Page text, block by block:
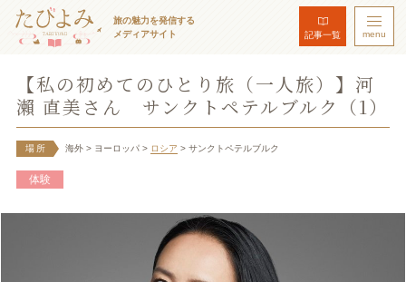
旅の魅力を発信する
メディアサイト
記事一覧 menu
【私の初めてのひとり旅（一人旅）】河
瀨 直美さん サンクトペテルブルク（1）
場所 海外 > ヨーロッパ > ロシア > サンクトペテルブルク
体験